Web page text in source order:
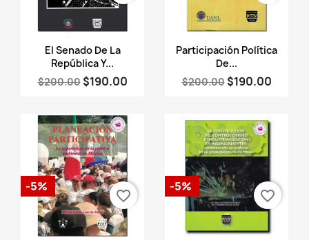
Vista rápida
El Senado De La
República Y...
$200.00 $190.00
Vista rápida
Participación Política
De...
$200.00 $190.00
-5%
favorite_border
-5%
favorite_border